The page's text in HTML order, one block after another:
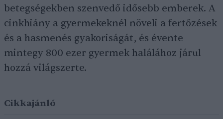
betegségekben szenvedő idősebb emberek. A
cinkhiány a gyermekeknél növeli a fertőzések
és a hasmenés gyakoriságát, és évente
mintegy 800 ezer gyermek halálához járul
hozzá világszerte.
Cikkajánló